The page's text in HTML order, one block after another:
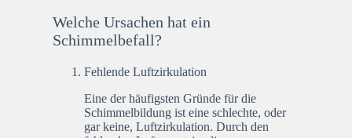
Welche Ursachen hat ein
Schimmelbefall?
Fehlende Luftzirkulation
Eine der häufigsten Gründe für die
Schimmelbildung ist eine schlechte, oder
gar keine, Luftzirkulation. Durch den